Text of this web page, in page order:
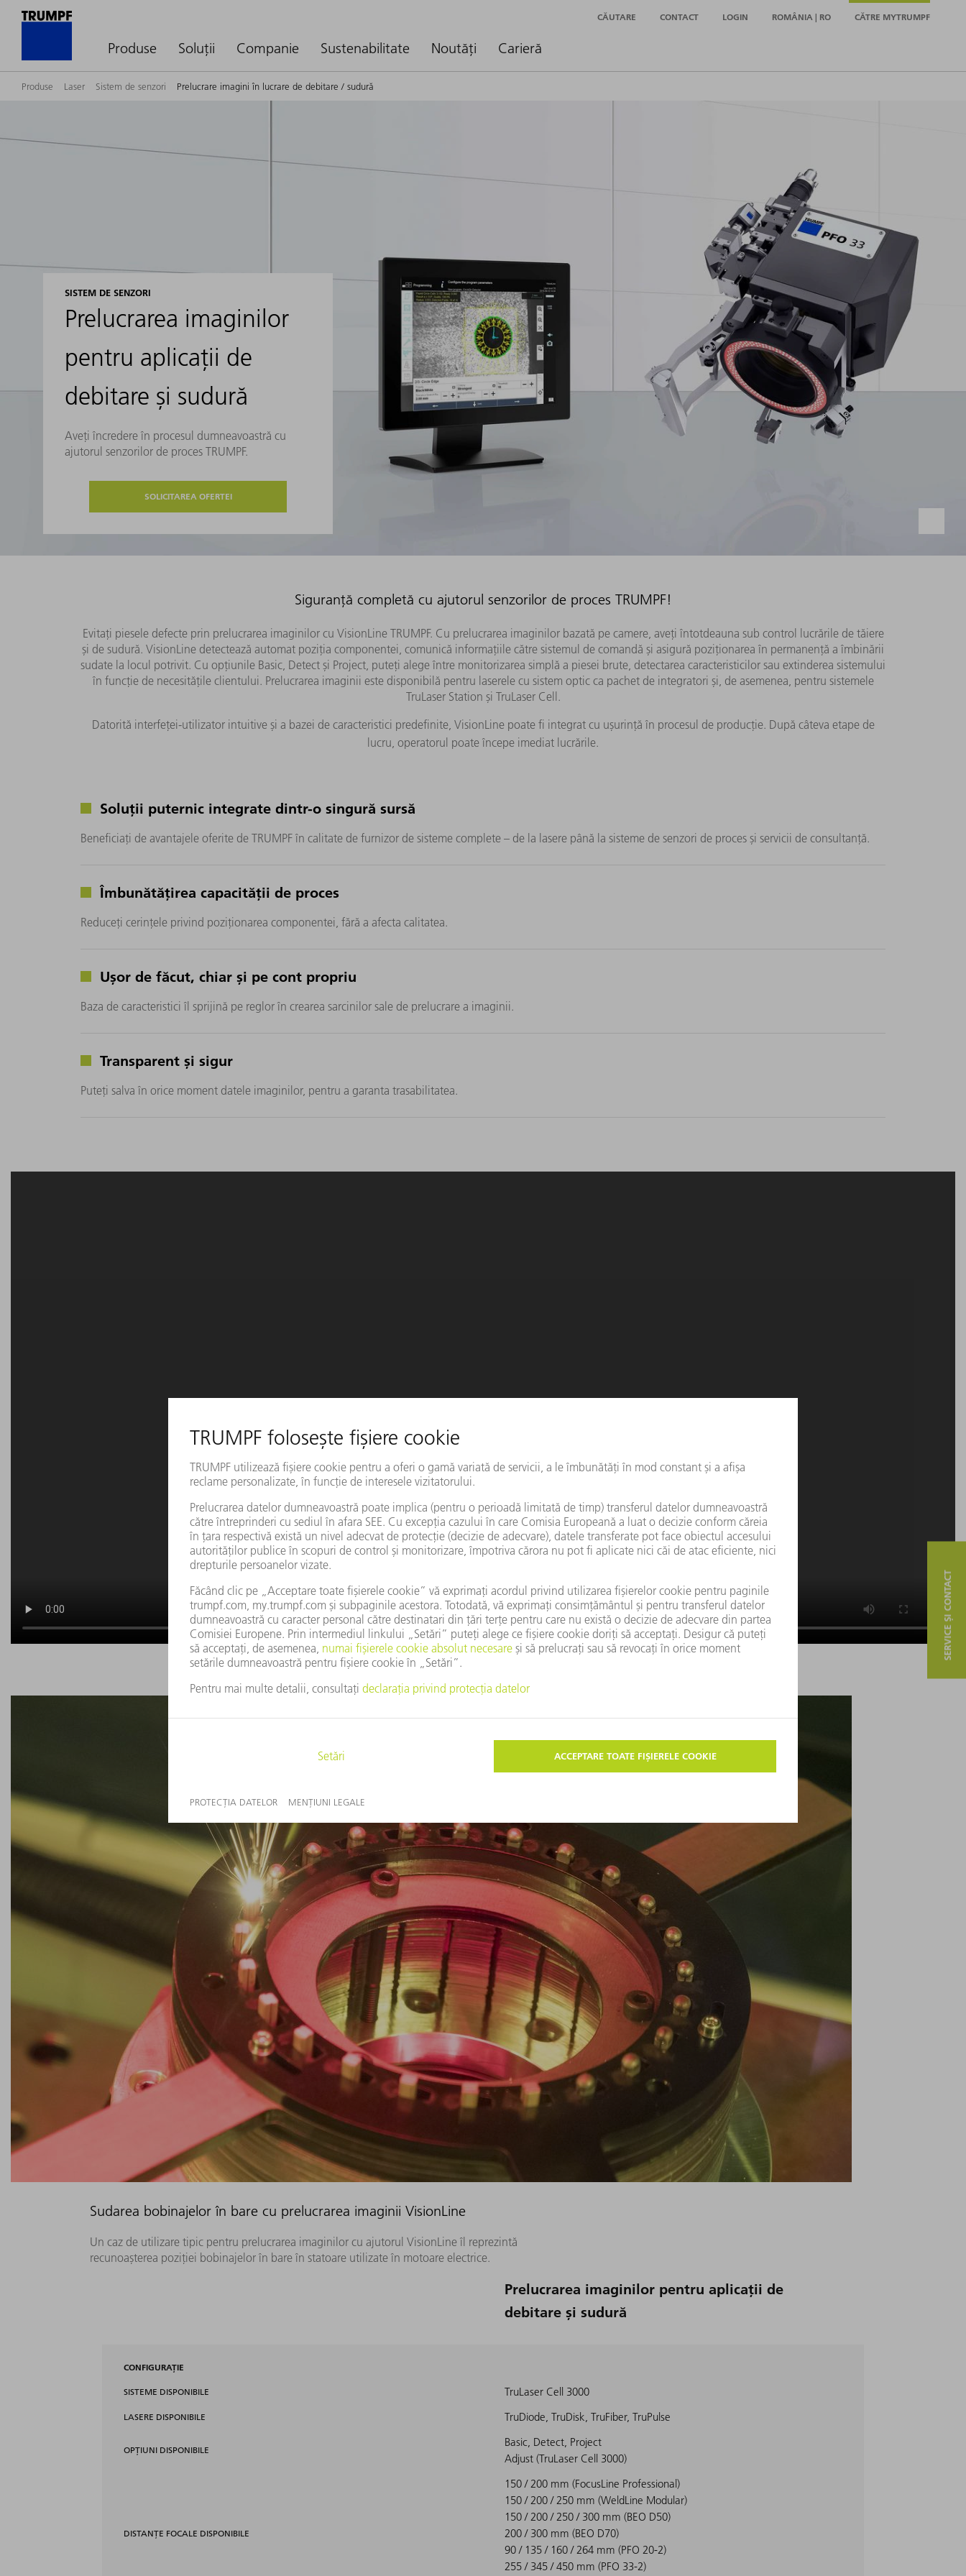
Produse Soluții Companie Sustenabilitate Noutăți Carieră
CĂUTARE CONTACT LOGIN ROMÂNIA | RO CĂTRE MYTRUMPF
Produse Laser Sistem de senzori Prelucrare imagini în lucrare de debitare / sudură
SISTEM DE SENZORI
Prelucrarea imaginilor
pentru aplicații de
debitare și sudură
Aveți încredere în procesul dumneavoastră cu
ajutorul senzorilor de proces TRUMPF.
SOLICITAREA OFERTEI
Siguranță completă cu ajutorul senzorilor de proces TRUMPF!
Evitați piesele defecte prin prelucrarea imaginilor cu VisionLine TRUMPF. Cu prelucrarea imaginilor bazată pe camere, aveți întotdeauna sub control lucrările de tăiere
și de sudură. VisionLine detectează automat poziția componentei, comunică informațiile către sistemul de comandă și asigură poziționarea în permanență a îmbinării
sudate la locul potrivit. Cu opțiunile Basic, Detect și Project, puteți alege între monitorizarea simplă a piesei brute, detectarea caracteristicilor sau extinderea sistemului
în funcție de necesitățile clientului. Prelucrarea imaginii este disponibilă pentru laserele cu sistem optic ca pachet de integratori și, de asemenea, pentru sistemele
TruLaser Station și TruLaser Cell.
Datorită interfeței-utilizator intuitive și a bazei de caracteristici predefinite, VisionLine poate fi integrat cu ușurință în procesul de producție. După câteva etape de
lucru, operatorul poate începe imediat lucrările.
Soluții puternic integrate dintr-o singură sursă
Beneficiați de avantajele oferite de TRUMPF în calitate de furnizor de sisteme complete – de la lasere până la sisteme de senzori de proces și servicii de consultanță.
Îmbunătățirea capacității de proces
Reduceți cerințele privind poziționarea componentei, fără a afecta calitatea.
Ușor de făcut, chiar și pe cont propriu
Baza de caracteristici îl sprijină pe reglor în crearea sarcinilor sale de prelucrare a imaginii.
Transparent și sigur
Puteți salva în orice moment datele imaginilor, pentru a garanta trasabilitatea.
Sudarea bobinajelor în bare cu prelucrarea imaginii VisionLine
Un caz de utilizare tipic pentru prelucrarea imaginilor cu ajutorul VisionLine îl reprezintă
recunoașterea poziției bobinajelor în bare în statoare utilizate în motoare electrice.
Prelucrarea imaginilor pentru aplicații de
debitare și sudură
CONFIGURAŢIE
SISTEME DISPONIBILE TruLaser Cell 3000
LASERE DISPONIBILE TruDiode, TruDisk, TruFiber, TruPulse
OPŢIUNI DISPONIBILE
Basic, Detect, Project
Adjust (TruLaser Cell 3000)
DISTANȚE FOCALE DISPONIBILE
150 / 200 mm (FocusLine Professional)
150 / 200 / 250 mm (WeldLine Modular)
150 / 200 / 250 / 300 mm (BEO D50)
200 / 300 mm (BEO D70)
90 / 135 / 160 / 264 mm (PFO 20-2)
255 / 345 / 450 mm (PFO 33-2)
SERVICE ȘI CONTACT